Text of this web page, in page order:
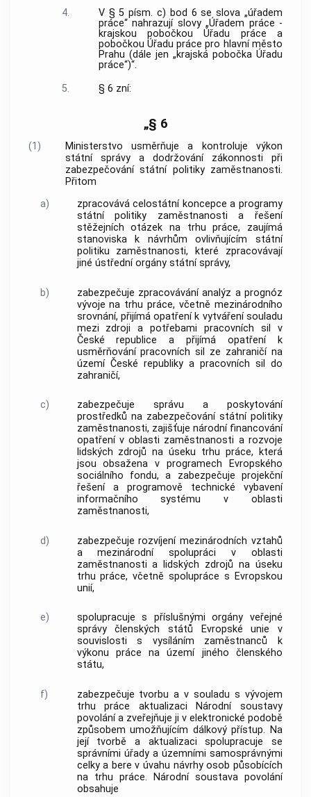
4.
V § 5 písm. c) bod 6 se slova „úřadem
práce“ nahrazují slovy „Úřadem práce -
krajskou pobočkou Úřadu práce a
pobočkou Úřadu práce pro hlavní město
Prahu (dále jen „krajská pobočka Úřadu
práce“)“.
5.
§ 6 zní:
„§ 6
(1)
Ministerstvo usměrňuje a kontroluje výkon
státní správy a dodržování zákonnosti při
zabezpečování státní politiky zaměstnanosti.
Přitom
a)
zpracovává celostátní koncepce a programy
státní politiky zaměstnanosti a řešení
stěžejních otázek na trhu práce, zaujímá
stanoviska k návrhům ovlivňujícím státní
politiku zaměstnanosti, které zpracovávají
jiné ústřední orgány státní správy,
b)
zabezpečuje zpracovávání analýz a prognóz
vývoje na trhu práce, včetně mezinárodního
srovnání, přijímá opatření k vytváření souladu
mezi zdroji a potřebami pracovních sil v
České republice a přijímá opatření k
usměrňování pracovních sil ze zahraničí na
území České republiky a pracovních sil do
zahraničí,
c)
zabezpečuje správu a poskytování
prostředků na zabezpečování státní politiky
zaměstnanosti, zajišťuje národní financování
opatření v oblasti zaměstnanosti a rozvoje
lidských zdrojů na úseku trhu práce, která
jsou obsažena v programech Evropského
sociálního fondu, a zabezpečuje projekční
řešení a programově technické vybavení
informačního systému v oblasti
zaměstnanosti,
d)
zabezpečuje rozvíjení mezinárodních vztahů
a mezinárodní spolupráci v oblasti
zaměstnanosti a lidských zdrojů na úseku
trhu práce, včetně spolupráce s Evropskou
unií,
e)
spolupracuje s příslušnými orgány veřejné
správy členských států Evropské unie v
souvislosti s vysíláním zaměstnanců k
výkonu práce na území jiného členského
státu,
f)
zabezpečuje tvorbu a v souladu s vývojem
trhu práce aktualizaci Národní soustavy
povolání a zveřejňuje ji v elektronické podobě
způsobem umožňujícím dálkový přístup. Na
její tvorbě a aktualizaci spolupracuje se
správními úřady a územními samosprávnými
celky a bere v úvahu návrhy osob působících
na trhu práce. Národní soustava povolání
obsahuje